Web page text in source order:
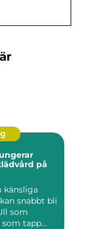
på
känsliga
snabbt bli
som
tapp...